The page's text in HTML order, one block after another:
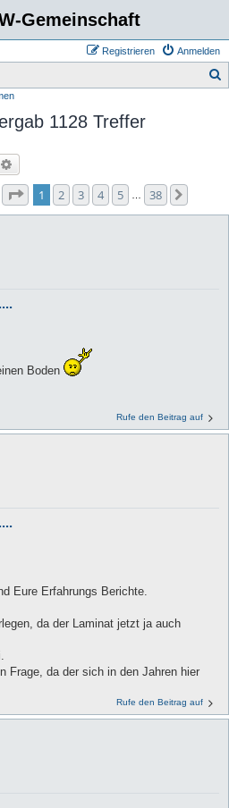
Gemeinschaft
Anmelden
Registrieren
1128 Treffer
Seite von
1 2 3 4 5 38
Boden
Rufe den Beitrag auf
Eure Erfahrungs Berichte.
da der Laminat jetzt ja auch
Frage, da der sich in den Jahren hier
Rufe den Beitrag auf